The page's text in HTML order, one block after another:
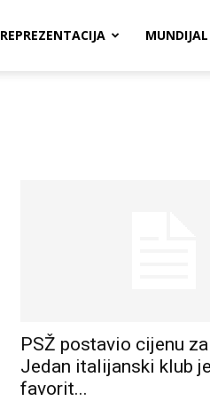
REPREZENTACIJA
PSŽ postavio cijenu
Jedan italijanski klub
favorit...